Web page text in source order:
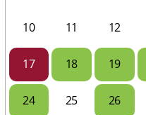
10 11 12
17 18 19
24 25 26